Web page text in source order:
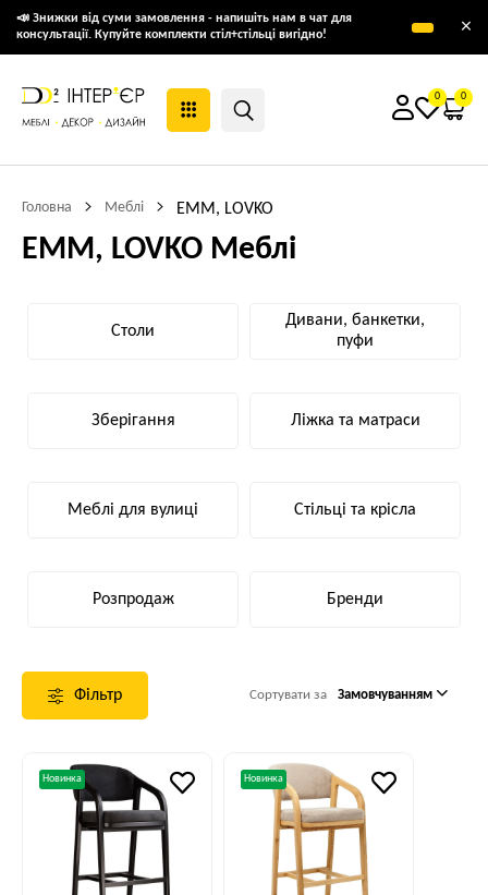
📣 Знижки від суми замовлення - напишіть нам в чат для
консультації. Купуйте комплекти стіл+стільці вигідно!
×
0 0
Головна Меблі EMM, LOVKO
EMM, LOVKO Меблі
Столи
Дивани, банкетки,
пуфи
Зберігання Ліжка та матраси
Меблі для вулиці Стільці та крісла
Розпродаж Бренди
Фільтр Сортувати за Замовчуванням
Новинка Новинка